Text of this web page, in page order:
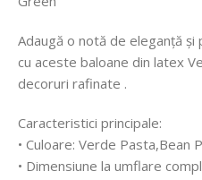
Adaugă o notă de eleganță
cu aceste baloane din latex
decoruri rafinate .
Caracteristici principale:
• Culoare: Verde Pasta,Bean
• Dimensiune la umflare